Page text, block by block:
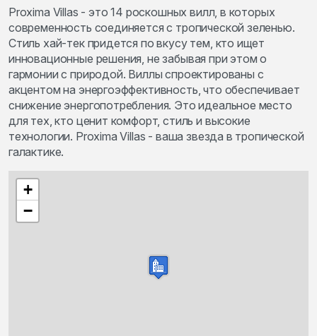
Proxima Villas - это 14 роскошных вилл, в которых
современность соединяется с тропической зеленью.
Стиль хай-тек придется по вкусу тем, кто ищет
инновационные решения, не забывая при этом о
гармонии с природой. Виллы спроектированы с
акцентом на энергоэффективность, что обеспечивает
снижение энергопотребления. Это идеальное место
для тех, кто ценит комфорт, стиль и высокие
технологии. Proxima Villas - ваша звезда в тропической
галактике.
+
−